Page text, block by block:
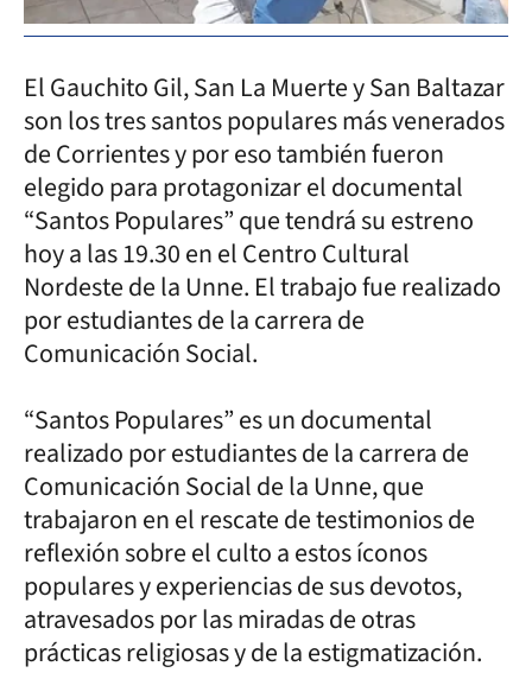
El Gauchito Gil, San La Muerte y San Baltazar
son los tres santos populares más venerados
de Corrientes y por eso también fueron
elegido para protagonizar el documental
“Santos Populares” que tendrá su estreno
hoy a las 19.30 en el Centro Cultural
Nordeste de la Unne. El trabajo fue realizado
por estudiantes de la carrera de
Comunicación Social.
“Santos Populares” es un documental
realizado por estudiantes de la carrera de
Comunicación Social de la Unne, que
trabajaron en el rescate de testimonios de
reflexión sobre el culto a estos íconos
populares y experiencias de sus devotos,
atravesados por las miradas de otras
prácticas religiosas y de la estigmatización.